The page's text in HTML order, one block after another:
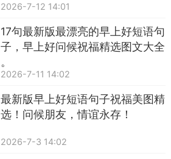
2026-7-12 14:01
17句最新版最漂亮的早上好短语句
子，早上好问候祝福精选图文大全
。
2026-7-11 14:02
最新版早上好短语句子祝福美图精
选！问候朋友，情谊永存！
2026-7-3 14:02